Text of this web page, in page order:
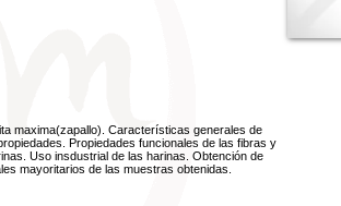
maxima(zapallo). Características generales de
Propiedades funcionales de las fibras y
Uso insdustrial de las harinas. Obtención de
mayoritarios de las muestras obtenidas.